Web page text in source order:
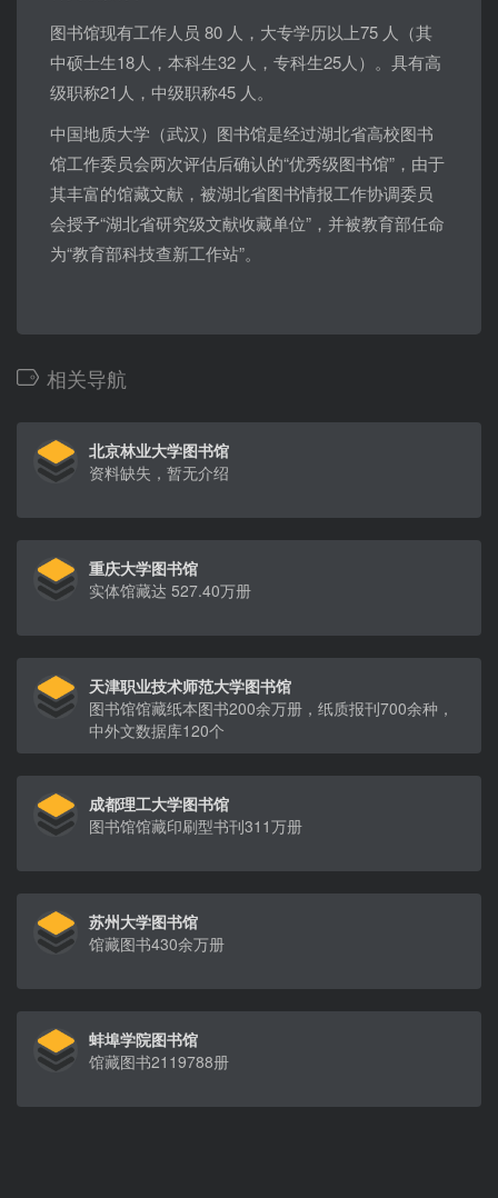
图书馆现有工作人员 80 人，大专学历以上75 人（其
中硕士生18人，本科生32 人，专科生25人）。具有高
级职称21人，中级职称45 人。
中国地质大学（武汉）图书馆是经过湖北省高校图书
馆工作委员会两次评估后确认的“优秀级图书馆”，由于
其丰富的馆藏文献，被湖北省图书情报工作协调委员
会授予“湖北省研究级文献收藏单位”，并被教育部任命
为“教育部科技查新工作站”。
相关导航
北京林业大学图书馆
资料缺失，暂无介绍
重庆大学图书馆
实体馆藏达 527.40万册
天津职业技术师范大学图书馆
图书馆馆藏纸本图书200余万册，纸质报刊700余种，
中外文数据库120个
成都理工大学图书馆
图书馆馆藏印刷型书刊311万册
苏州大学图书馆
馆藏图书430余万册
蚌埠学院图书馆
馆藏图书2119788册